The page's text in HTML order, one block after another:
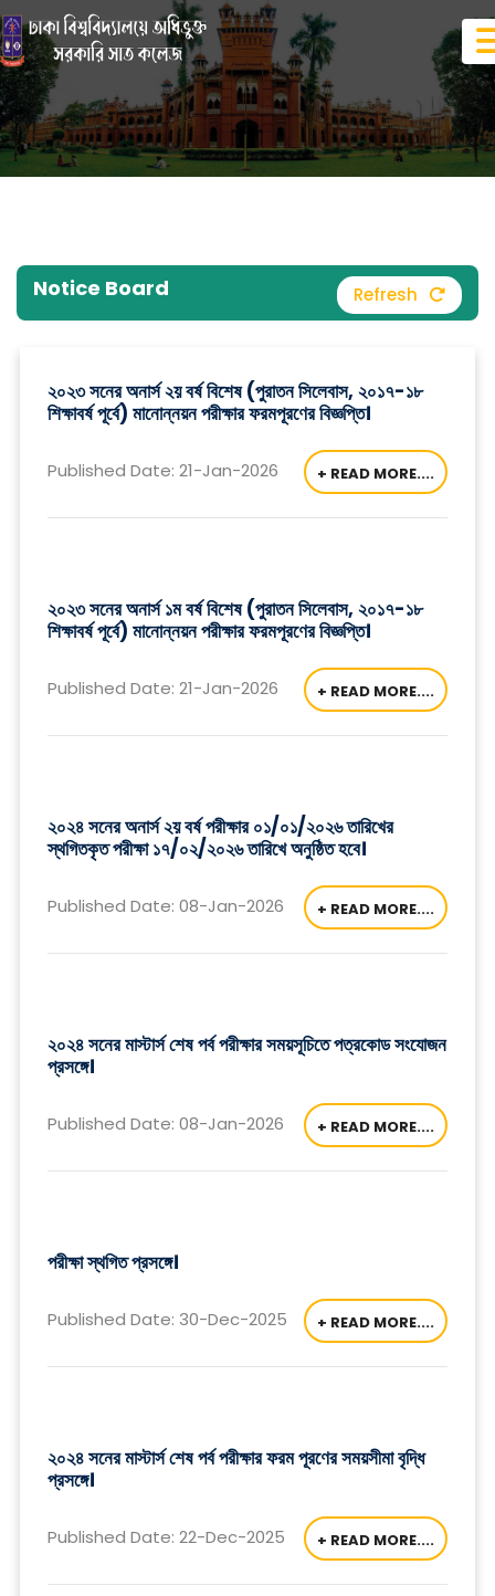
Notice Board Refresh
২০২৩ সনের অনার্স ২য় বর্ষ বিশেষ (পুরাতন সিলেবাস, ২০১৭-১৮
শিক্ষাবর্ষ পূর্বে) মানোন্নয়ন পরীক্ষার ফরমপূরণের বিজ্ঞপ্তি।
Published Date: 21-Jan-2026 + READ MORE....
২০২৩ সনের অনার্স ১ম বর্ষ বিশেষ (পুরাতন সিলেবাস, ২০১৭-১৮
শিক্ষাবর্ষ পূর্বে) মানোন্নয়ন পরীক্ষার ফরমপূরণের বিজ্ঞপ্তি।
Published Date: 21-Jan-2026 + READ MORE....
২০২৪ সনের অনার্স ২য় বর্ষ পরীক্ষার ০১/০১/২০২৬ তারিখের
স্থগিতকৃত পরীক্ষা ১৭/০২/২০২৬ তারিখে অনুষ্ঠিত হবে।
Published Date: 08-Jan-2026 + READ MORE....
২০২৪ সনের মাস্টার্স শেষ পর্ব পরীক্ষার সময়সূচিতে পত্রকোড সংযোজন
প্রসঙ্গে।
Published Date: 08-Jan-2026 + READ MORE....
পরীক্ষা স্থগিত প্রসঙ্গে।
Published Date: 30-Dec-2025 + READ MORE....
২০২৪ সনের মাস্টার্স শেষ পর্ব পরীক্ষার ফরম পূরণের সময়সীমা বৃদ্ধি
প্রসঙ্গে।
Published Date: 22-Dec-2025 + READ MORE....